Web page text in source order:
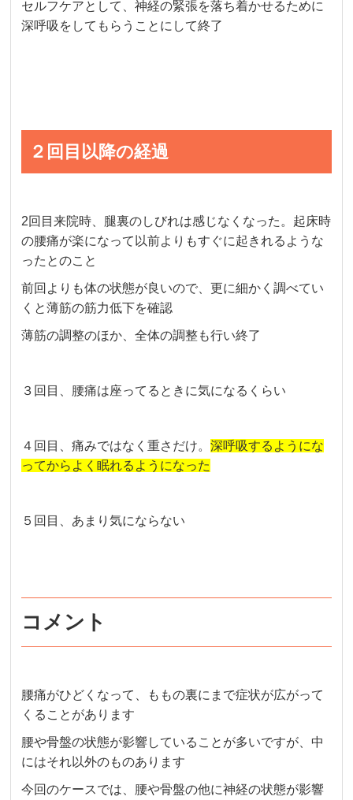
セルフケアとして、神経の緊張を落ち着かせるために
深呼吸をしてもらうことにして終了
２回目以降の経過
2回目来院時、腿裏のしびれは感じなくなった。起床時
の腰痛が楽になって以前よりもすぐに起きれるような
ったとのこと
前回よりも体の状態が良いので、更に細かく調べてい
くと薄筋の筋力低下を確認
薄筋の調整のほか、全体の調整も行い終了
３回目、腰痛は座ってるときに気になるくらい
４回目、痛みではなく重さだけ。深呼吸するようにな
ってからよく眠れるようになった
５回目、あまり気にならない
コメント
腰痛がひどくなって、ももの裏にまで症状が広がって
くることがあります
腰や骨盤の状態が影響していることが多いですが、中
にはそれ以外のものあります
今回のケースでは、腰や骨盤の他に神経の状態が影響